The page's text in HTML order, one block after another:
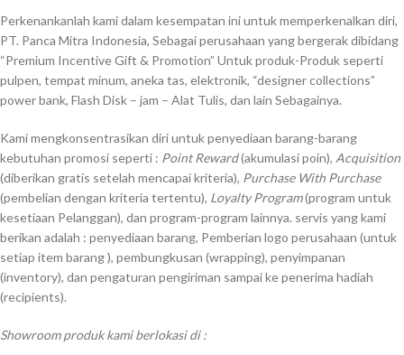
Perkenankanlah kami dalam kesempatan ini untuk memperkenalkan diri,
PT. Panca Mitra Indonesia, Sebagai perusahaan yang bergerak dibidang
“Premium Incentive Gift & Promotion” Untuk produk-Produk seperti
pulpen, tempat minum, aneka tas, elektronik, “designer collections”
power bank, Flash Disk – jam – Alat Tulis, dan lain Sebagainya.
Kami mengkonsentrasikan diri untuk penyediaan barang-barang
kebutuhan promosi seperti : Point Reward(akumulasi poin), Acquisition
(diberikan gratis setelah mencapai kriteria), Purchase With Purchase
(pembelian dengan kriteria tertentu), Loyalty Program(program untuk
kesetiaan Pelanggan), dan program-program lainnya. servis yang kami
berikan adalah : penyediaan barang, Pemberian logo perusahaan (untuk
setiap item barang ), pembungkusan (wrapping), penyimpanan
(inventory), dan pengaturan pengiriman sampai ke penerima hadiah
(recipients).
Showroom produk kami berlokasi di :